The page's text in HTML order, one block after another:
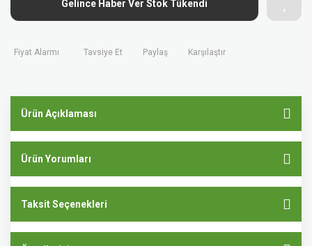
Gelince Haber Ver Stok Tükendi
Fiyat Alarmı Tavsiye Et Paylaş Karşılaştır
Ürün Açıklaması
Ürün Yorumları
Taksit Seçenekleri